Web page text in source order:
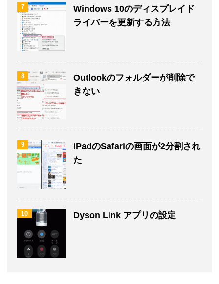
7
Windows 10のディスプレイド
ライバーを更新する方法
8
Outlookのフォルダーが削除で
きない
9
iPadのSafariの画面が2分割され
た
10 Dyson Link アプリの設定